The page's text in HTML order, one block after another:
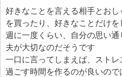
好きなことを言える相手とお
を買ったり、好きなことだけを
週に一度くらい、自分の思い
夫が大切なのだそうです
一口に言ってしまえば、スト
過ごす時間を作るのが良いの